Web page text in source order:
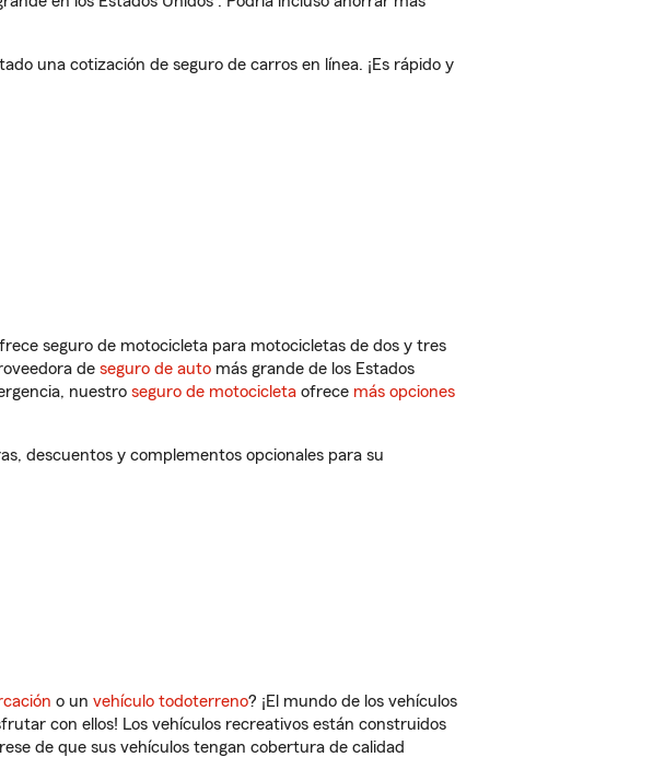
una cotización de seguro de carros en línea. ¡Es rápido y
seguro de motocicleta para motocicletas de dos y tres
de seguro de auto más grande de los Estados
nuestro seguro de motocicleta ofrece más opciones
descuentos y complementos opcionales para su
o un vehículo todoterreno? ¡El mundo de los vehículos
con ellos! Los vehículos recreativos están construidos
de que sus vehículos tengan cobertura de calidad